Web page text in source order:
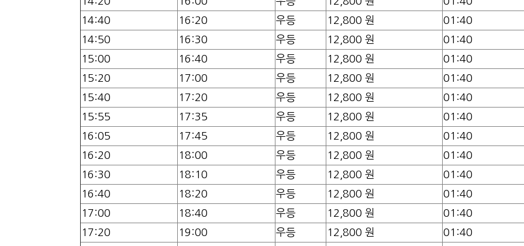
14:40
16:20 우등 12,800 원
01:40
14:50
16:30 우등 12,800 원
01:40
15:00
16:40 우등 12,800 원
01:40
15:20
17:00 우등 12,800 원
01:40
15:40
17:20 우등 12,800 원
01:40
15:55
17:35 우등 12,800 원
01:40
16:05
17:45 우등 12,800 원
01:40
16:20
18:00 우등 12,800 원
01:40
16:30
18:10 우등 12,800 원
01:40
16:40
18:20 우등 12,800 원
01:40
17:00
18:40 우등 12,800 원
01:40
17:20
19:00 우등 12,800 원
01:40